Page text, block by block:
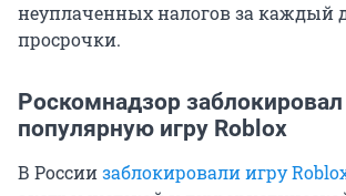
неуплаченных налогов за каждый
просрочки.
Роскомнадзор заблокировал
популярную игру Roblox
В Россиизаблокировали игру